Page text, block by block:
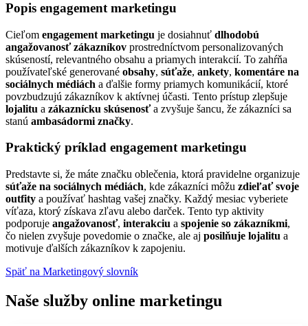
Popis engagement marketingu
Cieľom engagement marketingu je dosiahnuť dlhodobú
angažovanosť zákazníkov prostredníctvom personalizovaných
skúseností, relevantného obsahu a priamych interakcií. To zahŕňa
používateľské generované obsahy, súťaže, ankety, komentáre na
sociálnych médiách a ďalšie formy priamych komunikácií, ktoré
povzbudzujú zákazníkov k aktívnej účasti. Tento prístup zlepšuje
lojalitu a zákaznícku skúsenosťa zvyšuje šancu, že zákazníci sa
stanú ambasádormi značky.
Praktický príklad engagement marketingu
Predstavte si, že máte značku oblečenia, ktorá pravidelne organizuje
súťaže na sociálnych médiách, kde zákazníci môžu zdieľať svoje
outfity a používať hashtag vašej značky. Každý mesiac vyberiete
víťaza, ktorý získava zľavu alebo darček. Tento typ aktivity
podporuje angažovanosť, interakciu a spojenie so zákazníkmi,
čo nielen zvyšuje povedomie o značke, ale aj posilňuje lojalitu a
motivuje ďalších zákazníkov k zapojeniu.
Späť na Marketingový slovník
Naše služby online marketingu